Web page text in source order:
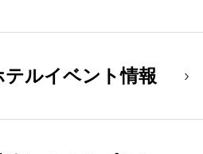
テルイベント情報